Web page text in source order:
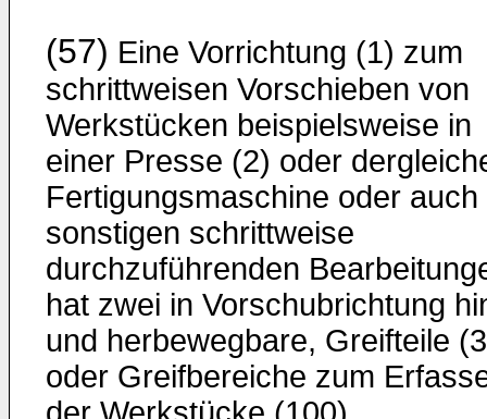
(57) Eine Vorrichtung (1) zum
schrittweisen Vorschieben von
Werkstücken beispielsweise in
einer Presse (2) oder
Fertigungsmaschine oder auch
sonstigen schrittweise
durchzuführenden
hat zwei in Vorschubrichtung
und herbewegbare, Greifteile
oder Greifbereiche zum